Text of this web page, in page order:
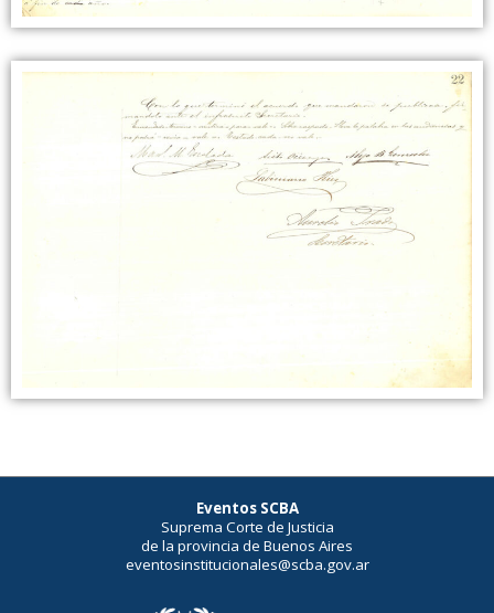
Eventos SCBA
Suprema Corte de Justicia
de la provincia de Buenos Aires
eventosinstitucionales@scba.gov.ar